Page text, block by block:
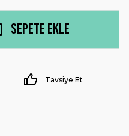
Sepete Ekle
Tavsiye Et